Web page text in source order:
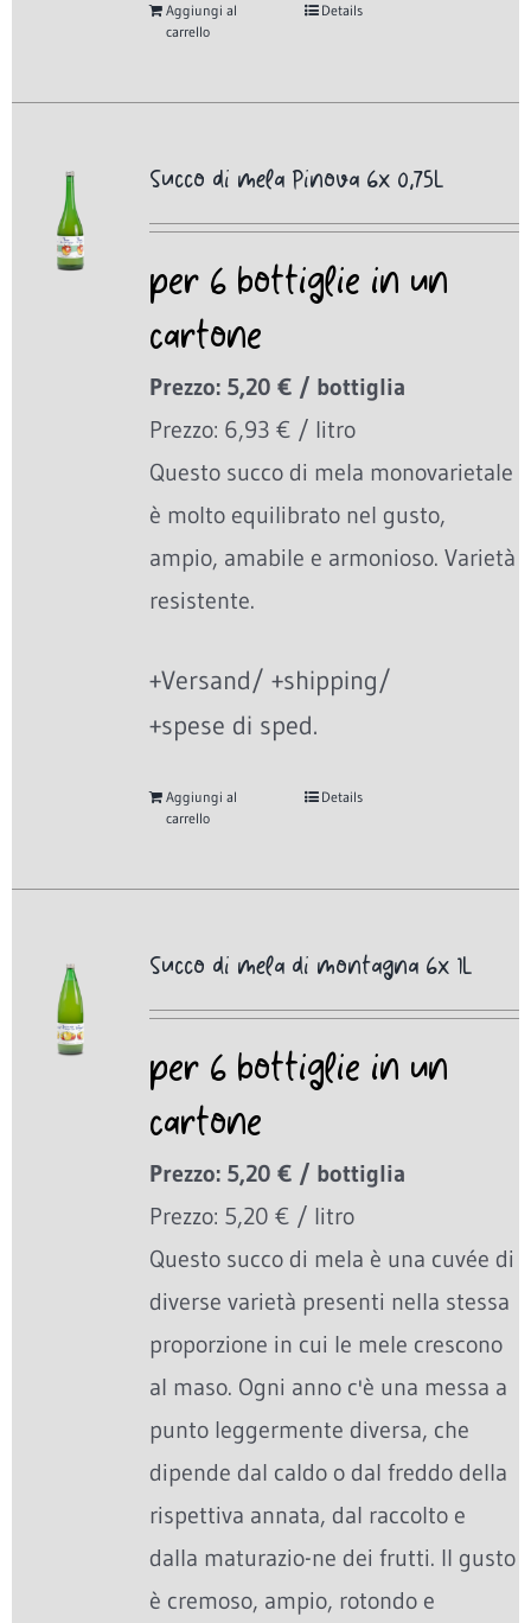
Aggiungi al
carrello
Details
Succo di mela Pinova 6x 0,75L
per 6 bottiglie in un
cartone
Prezzo: 5,20 € / bottiglia
Prezzo: 6,93 € / litro
Questo succo di mela monovarietale
è molto equilibrato nel gusto,
ampio, amabile e armonioso. Varietà
resistente.
+Versand/ +shipping/
+spese di sped.
Aggiungi al
carrello
Details
Succo di mela di montagna 6x 1L
per 6 bottiglie in un
cartone
Prezzo: 5,20 € / bottiglia
Prezzo: 5,20 € / litro
Questo succo di mela è una cuvée di
diverse varietà presenti nella stessa
proporzione in cui le mele crescono
al maso. Ogni anno c'è una messa a
punto leggermente diversa, che
dipende dal caldo o dal freddo della
rispettiva annata, dal raccolto e
dalla maturazio-ne dei frutti. Il gusto
è cremoso, ampio, rotondo e